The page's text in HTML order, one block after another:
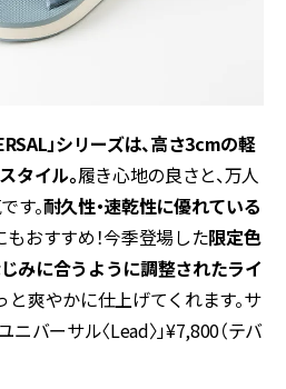
」シリーズは、高さ3cmの軽
タイル。履き心地の良さと、万人
す。耐久性・速乾性に優れている
もおすすめ！今季登場した限定色
じみに合うように調整されたライ
爽やかに仕上げてくれます。サ
バーサル〈Lead〉」¥7,800（テバ